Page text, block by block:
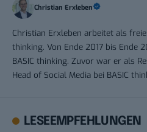
Christian Erxleben
Christian Erxleben arbeitet als
thinking. Von Ende 2017 bis Ende
BASIC thinking. Zuvor war er als
Head of Social Media bei BASIC
LESEEMPFEHLUNGEN